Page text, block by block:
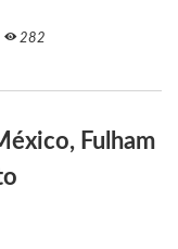
282
Fulham